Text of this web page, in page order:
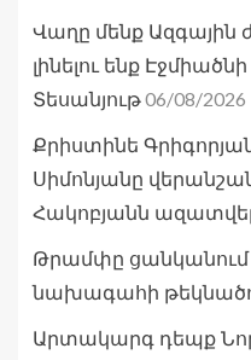
Վաղը մենք Ազգային
լինելու ենք
Տեսանյութ06/08/2026
Քրիստինե
Սիմոնյանը
Հակոբյանն
Թրամփը ցանկանում
նախագահի
Արտակարգ դեպք